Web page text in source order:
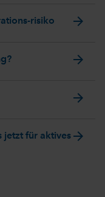
risiko arrow_forward
arrow_forward
arrow_forward
jetzt für aktivesarrow_forward